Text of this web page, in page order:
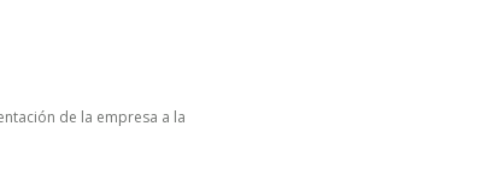
de la empresa a la